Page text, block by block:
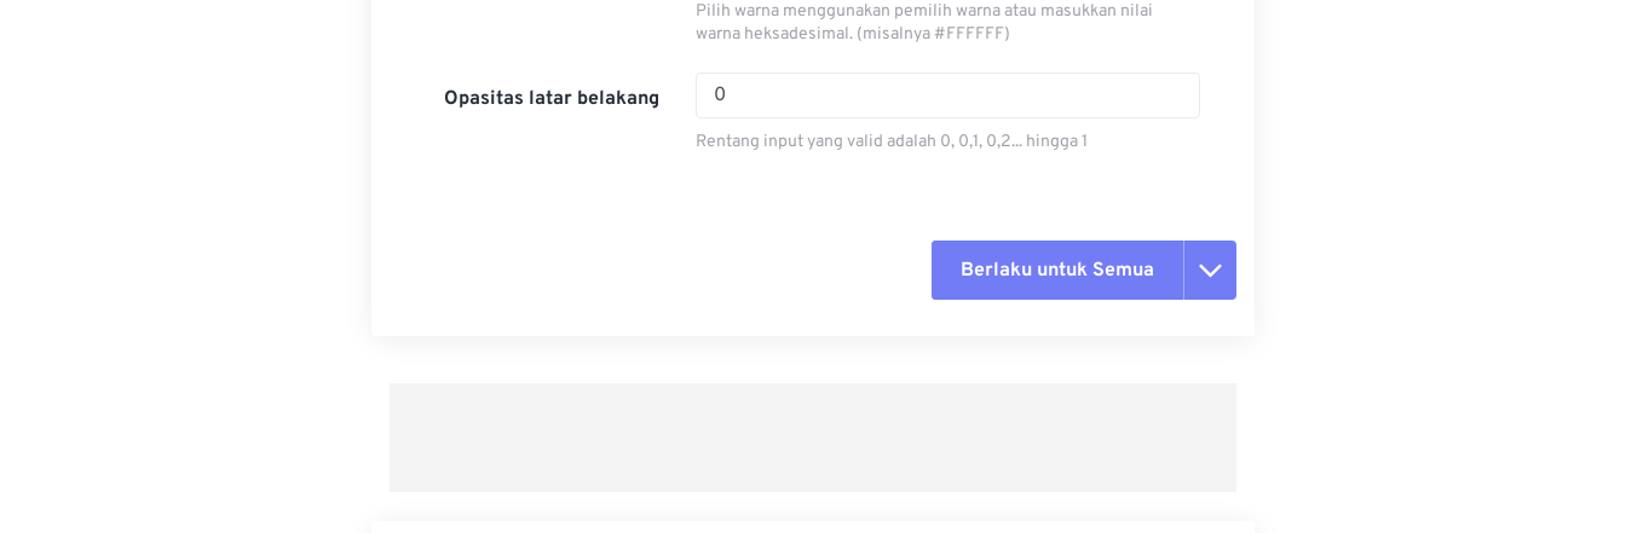
Pilih warna menggunakan pemilih warna atau masukkan nilai
warna heksadesimal. (misalnya #FFFFFF)
Opasitas latar belakang
Rentang input yang valid adalah 0, 0,1, 0,2... hingga 1
Berlaku untuk Semua